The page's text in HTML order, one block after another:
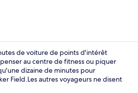
Petit
de voiture de points d'intérêt
au centre de fitness ou piquer
dizaine de minutes pour
Field.Les autres voyageurs ne disent